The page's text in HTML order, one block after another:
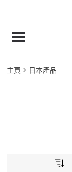
主頁 日本產品